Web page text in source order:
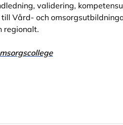
validering,
Vård- och
regionalt.